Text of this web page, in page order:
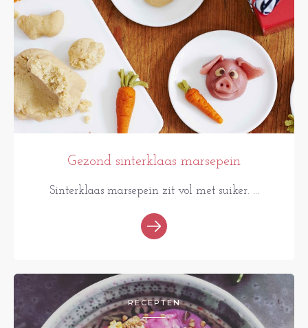
Gezond sinterklaas marsepein
Sinterklaas marsepein zit vol met suiker. ...
RECEPTEN